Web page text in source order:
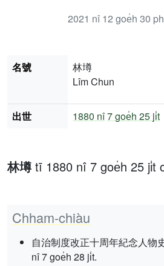
2021 nî 12 goe̍h 30
林壿 tī 1880 nî 7 goe̍h 25 ji̍t
Chham-chiàu
自治制度改正十周年紀念人物
nî 7 goe̍h 28 ji̍t.
名號
林壿
Lîm Chun
出世 1880 nî7 goe̍h 25 ji̍t